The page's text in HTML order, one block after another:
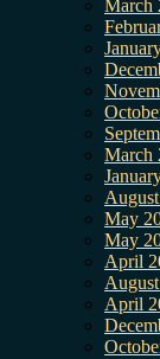
March
March
May
May
April
April